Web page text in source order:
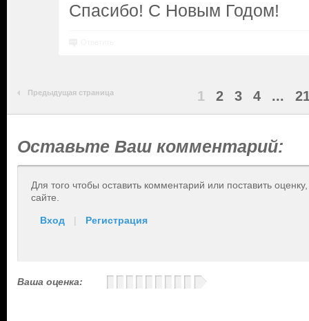
Спасибо! С Новым Годом!
Предыдущая страница 1 2 3 4 ...
Оставьте Ваш комментарий:
Для того чтобы оставить комментарий или поставить
сайте.
Вход | Регистрация
Ваша оценка: